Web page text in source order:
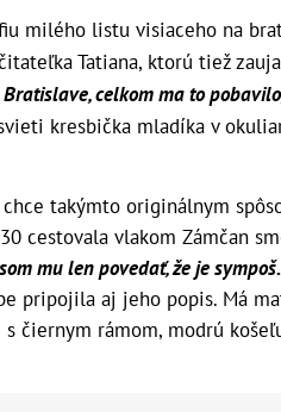
milého listu visiaceho na
Tatiana, ktorú tiež
celkom ma to
kresbička mladíka v
takýmto originálnym
cestovala vlakom Zámčan
mu len povedať, že je
pripojila aj jeho popis. Má
čiernym rámom, modrú